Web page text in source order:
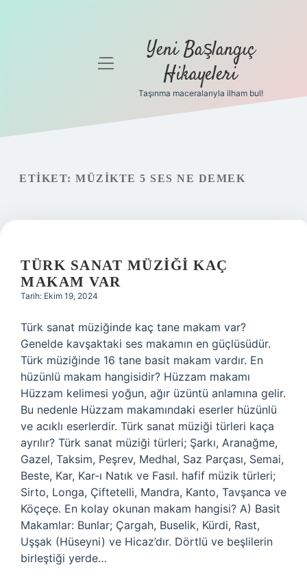
Gizlilik
Yasal Uyarı
Hakkımızda
menüyü
Yeni Başlangıç
Hikayeleri
Taşınma maceralarıyla ilham bul!
ETIKET: MÜZIKTE 5 SES NE DEMEK
TÜRK SANAT MÜZIĞI KAÇ
MAKAM VAR
Tarih: Ekim 19, 2024
Türk sanat müziğinde kaç tane makam var?
Genelde kavşaktaki ses makamın en güçlüsüdür.
Türk müziğinde 16 tane basit makam vardır. En
hüzünlü makam hangisidir? Hüzzam makamı
Hüzzam kelimesi yoğun, ağır üzüntü anlamına gelir.
Bu nedenle Hüzzam makamındaki eserler hüzünlü
ve acıklı eserlerdir. Türk sanat müziği türleri kaça
ayrılır? Türk sanat müziği türleri; Şarkı, Aranağme,
Gazel, Taksim, Peşrev, Medhal, Saz Parçası, Semai,
Beste, Kar, Kar-ı Natık ve Fasıl. hafif müzik türleri;
Sirto, Longa, Çiftetelli, Mandra, Kanto, Tavşanca ve
Köçeçe. En kolay okunan makam hangisi? A) Basit
Makamlar: Bunlar; Çargah, Buselik, Kürdi, Rast,
Uşşak (Hüseyni) ve Hicaz’dır. Dörtlü ve beşlilerin
birleştiği yerde…